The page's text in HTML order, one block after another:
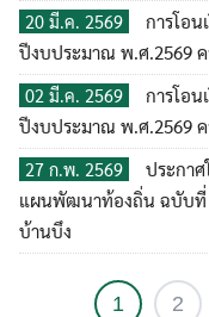
20 มี.ค. 2569
การโอ
ปีงบประมาณ พ.ศ.2569
02 มี.ค. 2569
การโอ
ปีงบประมาณ พ.ศ.2569
27 ก.พ. 2569
ประกา
แผนพัฒนาท้องถิ่น ฉบับที่
บ้านบึง
1 2